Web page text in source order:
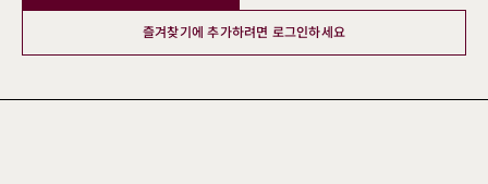
즐겨찾기에 추가하려면 로그인하세요